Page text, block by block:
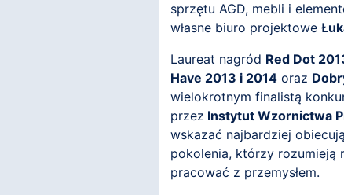
sprzętu AGD, mebli i
własne biuro projektowe
Laureat nagród Red Dot
Have 2013 i 2014 oraz
wielokrotnym finalistą
przez Instytut Wzornictwa
wskazać najbardziej
pokolenia, którzy rozumieją
pracować z przemysłem.